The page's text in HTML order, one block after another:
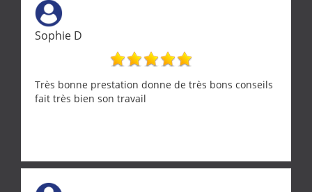
Sophie D
Très bonne prestation donne de très bons conseils
fait très bien son travail